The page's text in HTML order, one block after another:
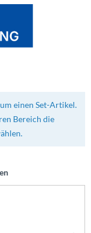
einen Set-Artikel.
Bereich die